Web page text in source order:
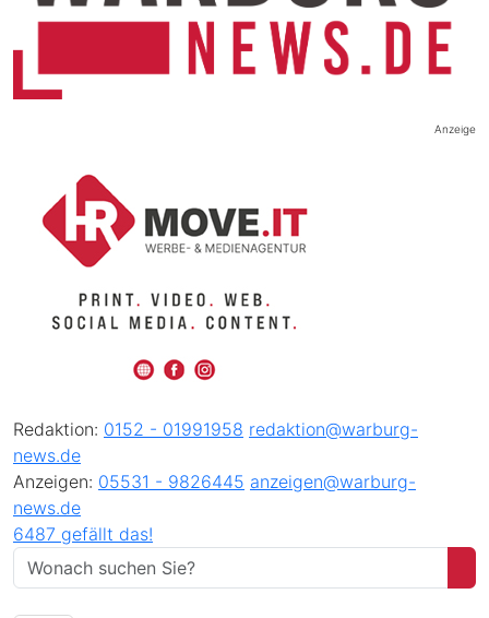
Anzeige
Redaktion: 0152 - 01991958 redaktion@warburg-
news.de
Anzeigen: 05531 - 9826445 anzeigen@warburg-
news.de
6487 gefällt das!